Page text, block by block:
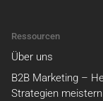
Ressourcen
Über uns
B2B Marketing –
Strategien meistern